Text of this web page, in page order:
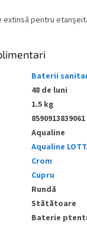
extinsă pentru
Baterii
48 de luni
1.5 kg
8590913839061
Aqualine
Aqualine
Crom
Cupru
Rundă
Stătătoare
Baterie